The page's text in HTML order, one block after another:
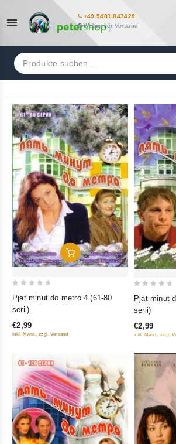
+49 5481 847429
Weltweiter Versand
Suchen
nach:
In Den Warenkorb
out
5
Pjat minut do metro 4 (61-80
serii)
€2,99
inkl. Mwst., zzgl. Versand
out
5
Pjat minut
serii)
€2,99
inkl. Mwst., zzgl.